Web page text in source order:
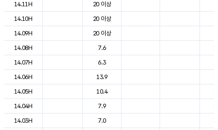
14.11H
20 이상
14.10H
20 이상
14.09H
20 이상
14.08H
7.6
14.07H
6.3
14.06H
13.9
14.05H
10.4
14.04H
7.9
14.03H
7.0